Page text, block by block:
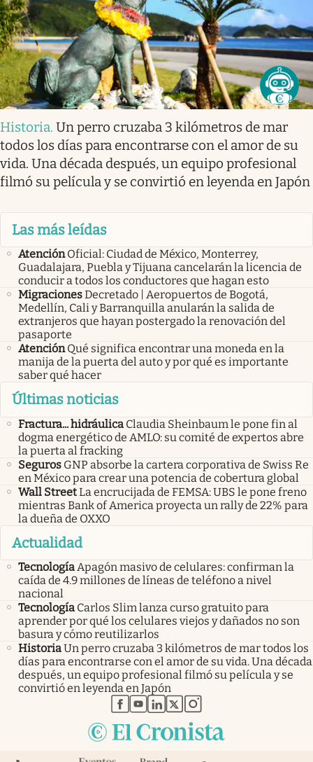
Historia. Un perro cruzaba 3 kilómetros de mar
todos los días para encontrarse con el amor de su
vida. Una década después, un equipo profesional
filmó su película y se convirtió en leyenda en Japón
Las más leídas
Atención Oficial: Ciudad de México, Monterrey,
Guadalajara, Puebla y Tijuana cancelarán la licencia de
conducir a todos los conductores que hagan esto
MigracionesDecretado | Aeropuertos de Bogotá,
Medellín, Cali y Barranquilla anularán la salida de
extranjeros que hayan postergado la renovación del
pasaporte
Atención Qué significa encontrar una moneda en la
manija de la puerta del auto y por qué es importante
saber qué hacer
Últimas noticias
Fractura... hidráulica Claudia Sheinbaum le pone fin al
dogma energético de AMLO: su comité de expertos abre
la puerta al fracking
Seguros GNP absorbe la cartera corporativa de Swiss Re
en México para crear una potencia de cobertura global
Wall StreetLa encrucijada de FEMSA: UBS le pone freno
mientras Bank of America proyecta un rally de 22% para
la dueña de OXXO
Actualidad
TecnologíaApagón masivo de celulares: confirman la
caída de 4.9 millones de líneas de teléfono a nivel
nacional
Tecnología Carlos Slim lanza curso gratuito para
aprender por qué los celulares viejos y dañados no son
basura y cómo reutilizarlos
HistoriaUn perro cruzaba 3 kilómetros de mar todos los
días para encontrarse con el amor de su vida. Una década
después, un equipo profesional filmó su película y se
convirtió en leyenda en Japón
abre en nueva pestaña
abre en nueva pestaña
abre en nueva pestaña
abre en nueva pestaña
abre en nueva pestaña